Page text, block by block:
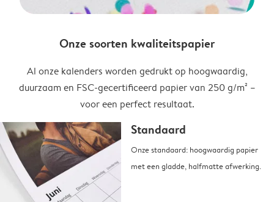
Onze soorten kwaliteitspapier
Al onze kalenders worden gedrukt op hoogwaardig,
duurzaam en FSC-gecertificeerd papier van 250 g/m² –
voor een perfect resultaat.
Standaard
Onze standaard: hoogwaardig papier
met een gladde, halfmatte afwerking.